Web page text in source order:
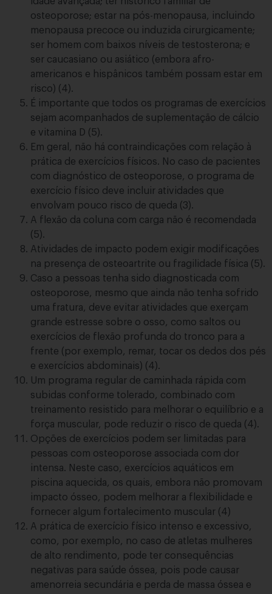
osteoporose; estar na pós-menopausa, incluindo
menopausa precoce ou induzida cirurgicamente;
ser homem com baixos níveis de testosterona; e
ser caucasiano ou asiático (embora afro-
americanos e hispânicos também possam estar em
risco) (4).
É importante que todos os programas de exercícios
sejam acompanhados de suplementação de cálcio
e vitamina D (5).
Em geral, não há contraindicações com relação à
prática de exercícios físicos. No caso de pacientes
com diagnóstico de osteoporose, o programa de
exercício físico deve incluir atividades que
envolvam pouco risco de queda (3).
A flexão da coluna com carga não é recomendada
(5).
Atividades de impacto podem exigir modificações
na presença de osteoartrite ou fragilidade física (5).
Caso a pessoas tenha sido diagnosticada com
osteoporose, mesmo que ainda não tenha sofrido
uma fratura, deve evitar atividades que exerçam
grande estresse sobre o osso, como saltos ou
exercícios de flexão profunda do tronco para a
frente (por exemplo, remar, tocar os dedos dos pés
e exercícios abdominais) (4).
Um programa regular de caminhada rápida com
subidas conforme tolerado, combinado com
treinamento resistido para melhorar o equilíbrio e a
força muscular, pode reduzir o risco de queda (4).
Opções de exercícios podem ser limitadas para
pessoas com osteoporose associada com dor
intensa. Neste caso, exercícios aquáticos em
piscina aquecida, os quais, embora não promovam
impacto ósseo, podem melhorar a flexibilidade e
fornecer algum fortalecimento muscular (4)
A prática de exercício físico intenso e excessivo,
como, por exemplo, no caso de atletas mulheres
de alto rendimento, pode ter consequências
negativas para saúde óssea, pois pode causar
amenorreia secundária e perda de massa óssea e